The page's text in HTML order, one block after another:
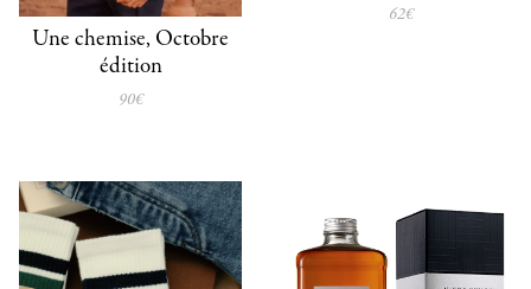
Une chemise, Octobre
édition
90€
62€